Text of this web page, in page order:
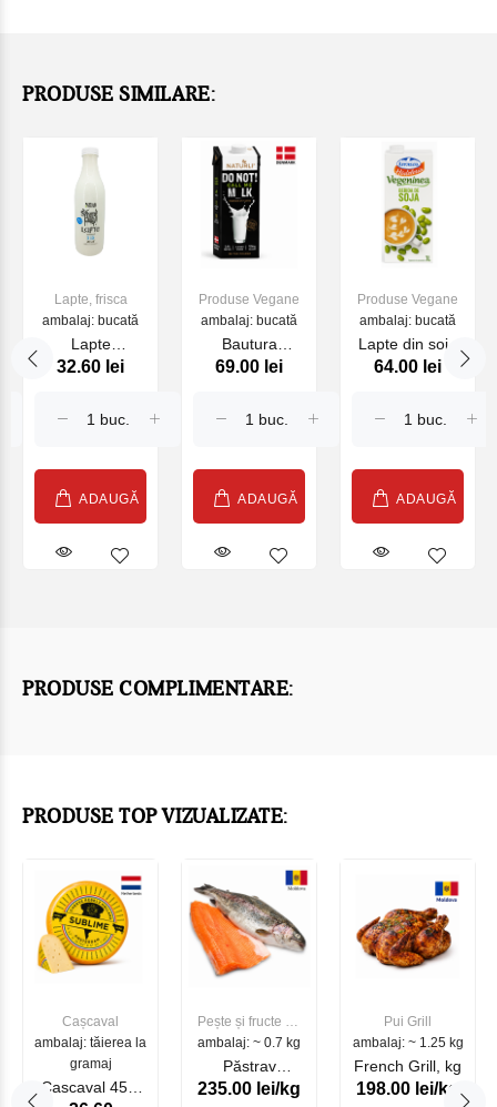
PRODUSE SIMILARE:
Lapte, frisca
ambalaj: bucată
Lapte
pasteurizat
cu Origini"
32.60 lei
ADAUGĂ
Produse Vegane
ambalaj: bucată
Bautura
Vegana Do Not
NATURLI
69.00 lei
ADAUGĂ
Produse Vegane
ambalaj: bucată
Lapte din soia
Vegan
64.00 lei
ADAUGĂ
PRODUSE COMPLIMENTARE:
PRODUSE TOP VIZUALIZATE:
Cașcaval
ambalaj: tăierea la
gramaj
Cascaval 45%
Pește și fructe de
mare
ambalaj: ~ 0.7 kg
Păstrav
Somonat
235.00 lei/kg
Pui Grill
ambalaj: ~ 1.25 kg
French Grill, kg
198.00 lei/kg